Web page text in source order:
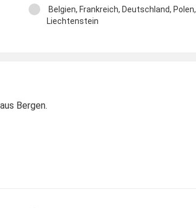
Belgien, Frankreich, Deutschland, Polen,
Liechtenstein
Bergen.